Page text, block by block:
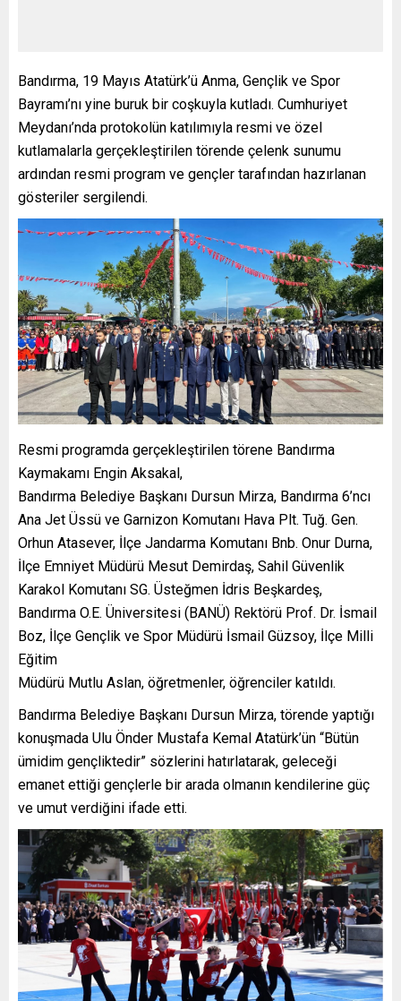
Bandırma, 19 Mayıs Atatürk’ü Anma, Gençlik ve Spor
Bayramı’nı yine buruk bir coşkuyla kutladı. Cumhuriyet
Meydanı’nda protokolün katılımıyla resmi ve özel
kutlamalarla gerçekleştirilen törende çelenk sunumu
ardından resmi program ve gençler tarafından hazırlanan
gösteriler sergilendi.
Resmi programda gerçekleştirilen törene Bandırma
Kaymakamı Engin Aksakal,
Bandırma Belediye Başkanı Dursun Mirza, Bandırma 6’ncı
Ana Jet Üssü ve Garnizon Komutanı Hava Plt. Tuğ. Gen.
Orhun Atasever, İlçe Jandarma Komutanı Bnb. Onur Durna,
İlçe Emniyet Müdürü Mesut Demirdaş, Sahil Güvenlik
Karakol Komutanı SG. Üsteğmen İdris Beşkardeş,
Bandırma O.E. Üniversitesi (BANÜ) Rektörü Prof. Dr. İsmail
Boz, İlçe Gençlik ve Spor Müdürü İsmail Güzsoy, İlçe Milli
Eğitim
Müdürü Mutlu Aslan, öğretmenler, öğrenciler katıldı.
Bandırma Belediye Başkanı Dursun Mirza, törende yaptığı
konuşmada Ulu Önder Mustafa Kemal Atatürk’ün “Bütün
ümidim gençliktedir” sözlerini hatırlatarak, geleceği
emanet ettiği gençlerle bir arada olmanın kendilerine güç
ve umut verdiğini ifade etti.